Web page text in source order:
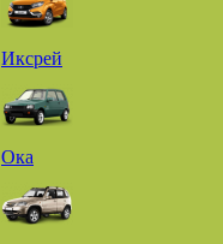
Иксрей
Ока